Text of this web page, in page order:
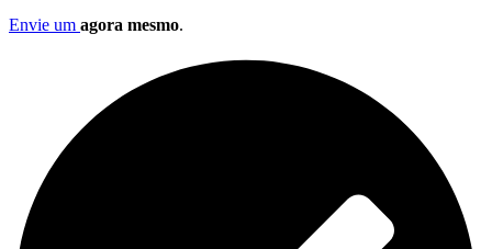
Envie um agora mesmo.